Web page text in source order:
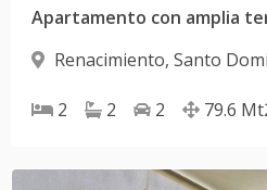
Apartamento con amplia
Renacimiento, Santo
2 2 2 79.6